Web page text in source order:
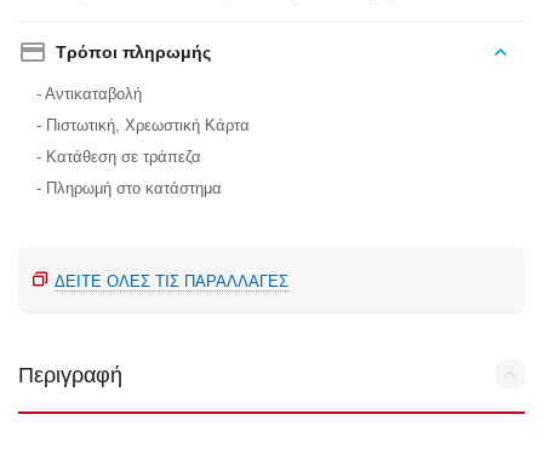
Τρόποι πληρωμής
- Αντικαταβολή
- Πιστωτική, Χρεωστική Κάρτα
- Κατάθεση σε τράπεζα
- Πληρωμή στο κατάστημα
ΔΕΊΤΕ ΌΛΕΣ ΤΙΣ ΠΑΡΑΛΛΑΓΈΣ
Περιγραφή